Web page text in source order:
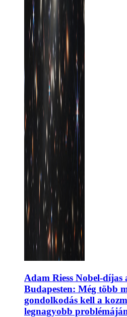
Adam Riess Nobel-díjas
Budapesten: Még több
gondolkodás kell a
legnagyobb